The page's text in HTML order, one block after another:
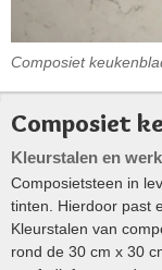
Composiet
Composiet
Kleurstalen en
Composietsteen in
tinten. Hierdoor past
Kleurstalen van
rond de 30 cm x 30